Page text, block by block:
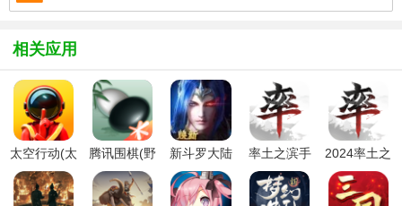
相关应用
太空行动(太
空杀)官方版
腾讯围棋(野
狐)手机版最
新版2025
新斗罗大陆
手游最新版
率土之滨手
游开学季版
本
2024率土之
滨(全新开学
季版本)